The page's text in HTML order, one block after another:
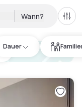
Wann? Alle
Dauer